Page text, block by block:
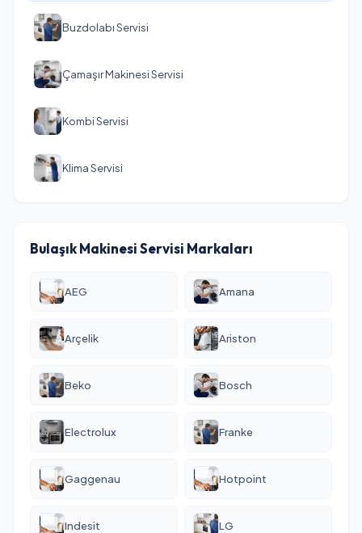
Buzdolabı Servisi
Çamaşır Makinesi Servisi
Kombi Servisi
Klima Servisi
Bulaşık Makinesi Servisi Markaları
AEG Amana
Arçelik Ariston
Beko Bosch
Electrolux Franke
Gaggenau Hotpoint
Indesit LG